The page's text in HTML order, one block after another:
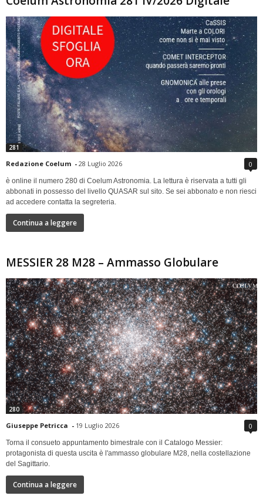
281
Redazione Coelum - 28 Luglio 2026 0
è online il numero 280 di Coelum Astronomia. La lettura è riservata a tutti gli
abbonati in possesso del livello QUASAR sul sito. Se sei abbonato e non riesci
ad accedere contatta la segreteria.
Continua a leggere
MESSIER 28 M28 – Ammasso Globulare
280
Giuseppe Petricca - 19 Luglio 2026 0
Torna il consueto appuntamento bimestrale con il Catalogo Messier:
protagonista di questa uscita è l'ammasso globulare M28, nella costellazione
del Sagittario.
Continua a leggere